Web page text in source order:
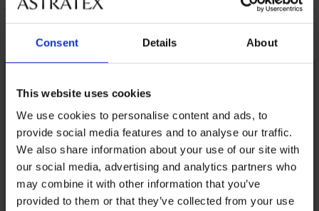
Consent Details About
This website uses cookies
We use cookies to personalise content and ads, to
provide social media features and to analyse our traffic.
We also share information about your use of our site with
our social media, advertising and analytics partners who
may combine it with other information that you’ve
provided to them or that they’ve collected from your use
Mohlo by sa vám páčiť